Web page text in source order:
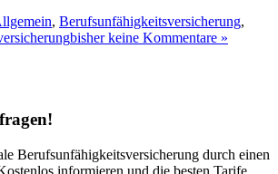
, Berufsunfähigkeitsversicherung,
bisher keine Kommentare »
Berufsunfähigkeitsversicherung durch einen
informieren und die besten Tarife